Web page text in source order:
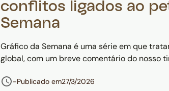
conflitos ligados ao
Semana
Gráfico da Semana é uma série em que
global, com um breve comentário do nosso
-Publicado em27/3/2026